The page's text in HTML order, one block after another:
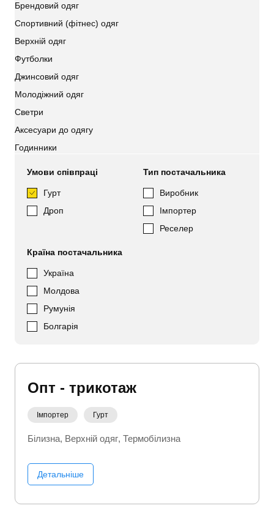
Брендовий одяг
Спортивний (фітнес) одяг
Верхній одяг
Футболки
Джинсовий одяг
Молодіжний одяг
Светри
Аксесуари до одягу
Годинники
Умови співпраці
Гурт
Дроп
Тип постачальника
Виробник
Імпортер
Реселер
Країна постачальника
Україна
Молдова
Румунія
Болгарія
Опт - трикотаж
Імпортер Гурт
Білизна Верхній одяг Термобілизна
Детальніше